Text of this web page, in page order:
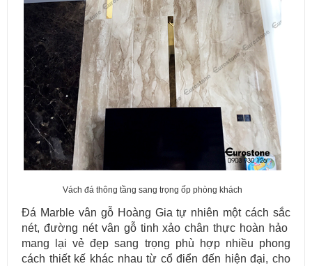
Vách đá thông tầng sang trọng ốp phòng khách
Đá Marble vân gỗ Hoàng Gia tự nhiên một cách sắc
nét, đường nét vân gỗ tinh xảo chân thực hoàn hảo
mang lại vẻ đẹp sang trọng phù hợp nhiều phong
cách thiết kế khác nhau từ cổ điển đến hiện đại, cho